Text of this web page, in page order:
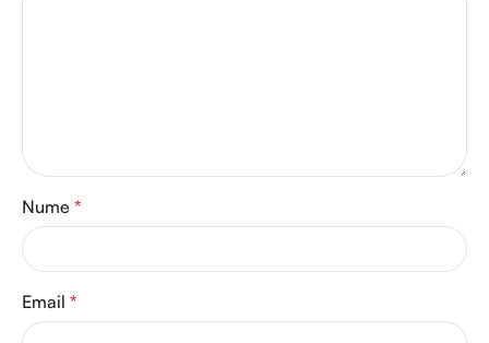
Nume *
Email *